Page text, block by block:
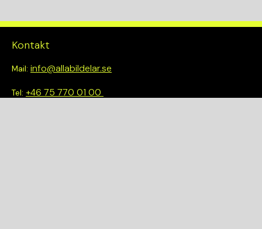
Kontakt
Mail: info@allabildelar.se
Tel: +46 75 770 01 00